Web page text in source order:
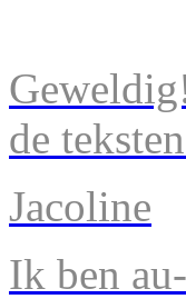
de
Jacoline
Ik ben